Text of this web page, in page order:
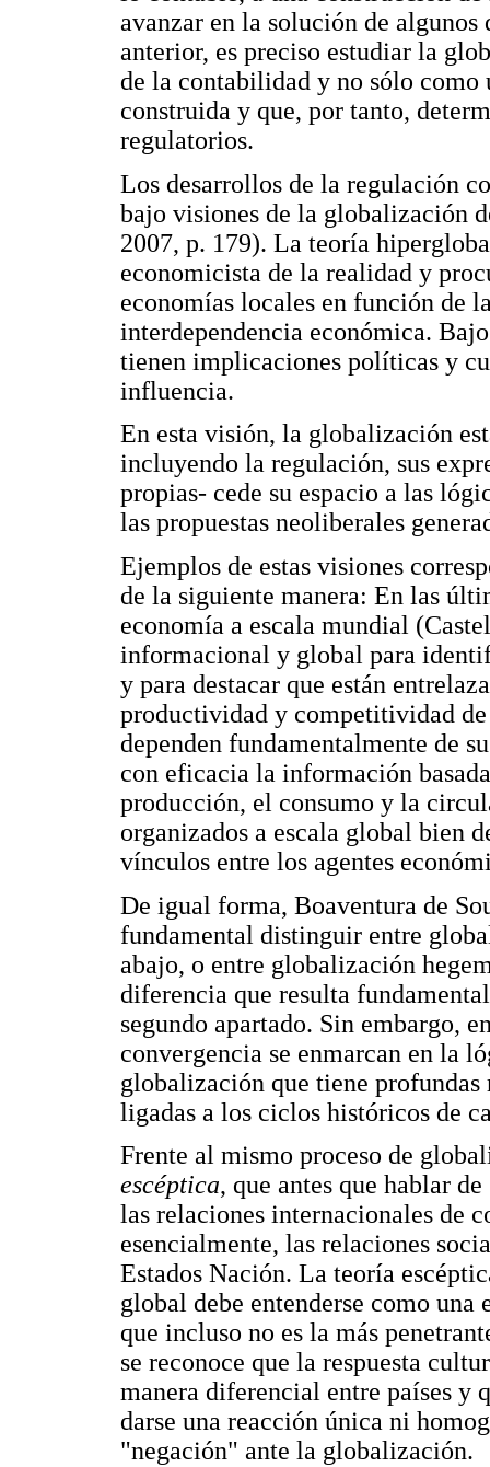
avanzar en la solución de
anterior, es preciso estudiar la
de la contabilidad y no sólo
construida y que, por tanto,
regulatorios.
Los desarrollos de la regulación
bajo visiones de la globalización
2007, p. 179). La teoría
economicista de la realidad y
economías locales en función
interdependencia económica.
tienen implicaciones políticas y
influencia.
En esta visión, la globalización
incluyendo la regulación, sus
propias- cede su espacio a las
las propuestas neoliberales
Ejemplos de estas visiones
de la siguiente manera: En las
economía a escala mundial
informacional y global para
y para destacar que están
productividad y competitividad de
dependen fundamentalmente de
con eficacia la información
producción, el consumo y la
organizados a escala global bien
vínculos entre los agentes
De igual forma, Boaventura de
fundamental distinguir entre
abajo, o entre globalización
diferencia que resulta
segundo apartado. Sin embargo,
convergencia se enmarcan en la
globalización que tiene
ligadas a los ciclos históricos de
Frente al mismo proceso de
escéptica, que antes que hablar
las relaciones internacionales de
esencialmente, las relaciones
Estados Nación. La teoría
global debe entenderse como
que incluso no es la más
se reconoce que la respuesta
manera diferencial entre países y
darse una reacción única ni
"negación" ante la globalización.